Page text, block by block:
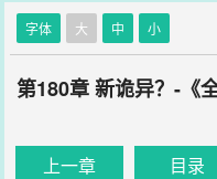
字体 大 中 小
第180章 新诡异？-《
上一章 目录